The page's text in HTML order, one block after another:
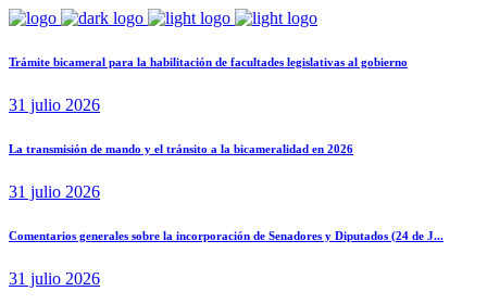
Trámite bicameral para la habilitación de facultades legislativas al gobierno
31 julio 2026
La transmisión de mando y el tránsito a la bicameralidad en 2026
31 julio 2026
Comentarios generales sobre la incorporación de Senadores y Diputados (24 de J...
31 julio 2026